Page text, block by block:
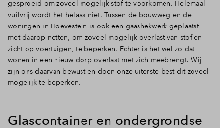
gesproeid om zoveel mogelijk stof te voorkomen. Helemaal
vuilvrij wordt het helaas niet. Tussen de bouwweg en de
woningen in Hoevestein is ook een gaashekwerk geplaatst
met daarop netten, om zoveel mogelijk overlast van stof en
zicht op voertuigen, te beperken. Echter is het wel zo dat
wonen in een nieuw dorp overlast met zich meebrengt. Wij
zijn ons daarvan bewust en doen onze uiterste best dit zoveel
mogelijk te beperken.
Glascontainer en ondergrondse